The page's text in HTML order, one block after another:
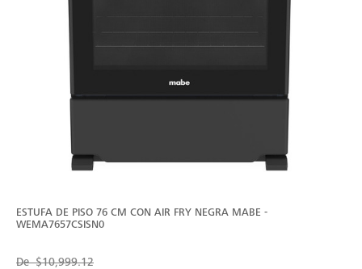
ESTUFA DE PISO 76 CM CON AIR FRY NEGRA MABE -
WEMA7657CSISN0
De$10,999.12